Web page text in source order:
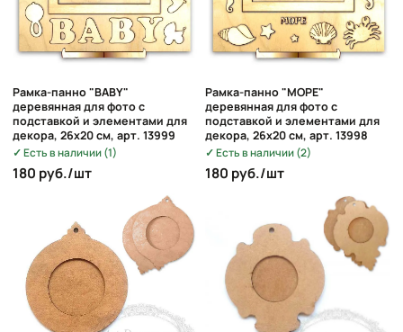
Рамка-панно "BABY"
деревянная для фото с
подставкой и элементами для
декора, 26х20 см, арт. 13999
Есть в наличии (1)
180 руб./шт
Рамка-панно "МОРЕ"
деревянная для фото с
подставкой и элементами для
декора, 26х20 см, арт. 13998
Есть в наличии (2)
180 руб./шт